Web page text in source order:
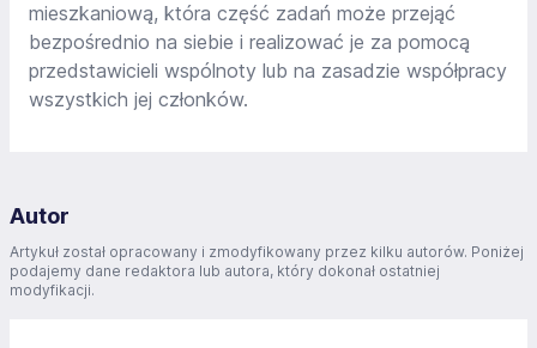
mieszkaniową, która część zadań może przejąć
bezpośrednio na siebie i realizować je za pomocą
przedstawicieli wspólnoty lub na zasadzie współpracy
wszystkich jej członków.
Autor
Artykuł został opracowany i zmodyfikowany przez kilku autorów. Poniżej
podajemy dane redaktora lub autora, który dokonał ostatniej
modyfikacji.